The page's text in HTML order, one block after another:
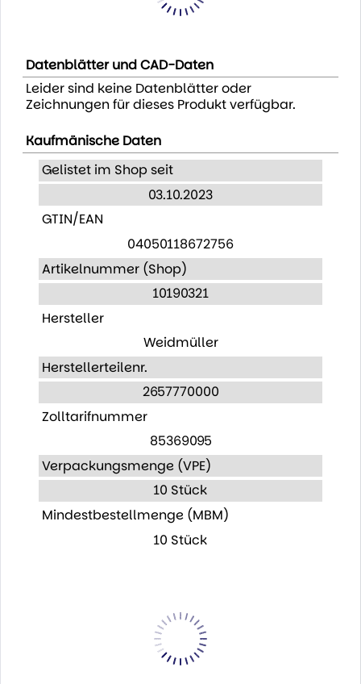
Datenblätter und CAD-Daten
Leider sind keine Datenblätter oder
Zeichnungen für dieses Produkt verfügbar.
Kaufmänische Daten
Gelistet im Shop seit
03.10.2023
GTIN/EAN
04050118672756
Artikelnummer (Shop)
10190321
Hersteller
Weidmüller
Herstellerteilenr.
2657770000
Zolltarifnummer
85369095
Verpackungsmenge (VPE)
10 Stück
Mindestbestellmenge (MBM)
10 Stück